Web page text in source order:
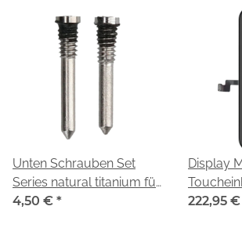
Unten Schrauben Set
Series natural titanium für
Apple iPhone 16 Pro
4,50 € *
Display
black/
222,95 €